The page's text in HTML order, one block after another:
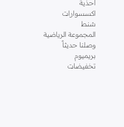
أحذية
اكسسوارات
شنط
المجموعة الرياضية
وصلنا حديثاً
بريميوم
تخفيضات